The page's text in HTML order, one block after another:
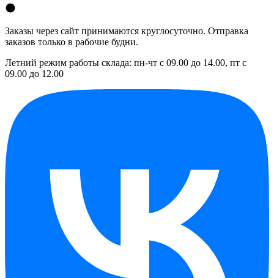
Заказы через сайт принимаются круглосуточно. Отправка
заказов только в рабочие будни.
Летний режим работы склада: пн-чт с 09.00 до 14.00, пт с
09.00 до 12.00